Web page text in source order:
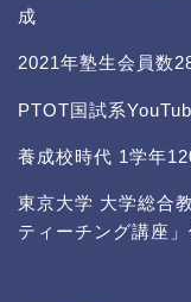
成
2021年塾生会員数
PTOT国試系
養成校時代 1学年
東京大学 大学総合
ティーチング講座」